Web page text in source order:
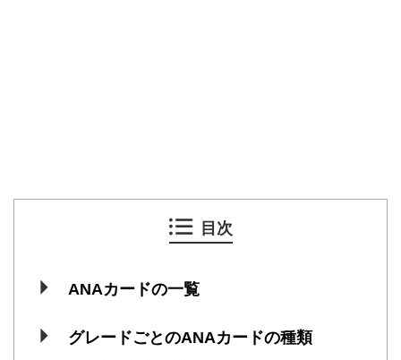
目次
ANAカードの一覧
グレードごとのANAカードの種類